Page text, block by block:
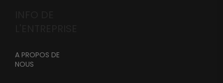
A PROPOS DE
NOUS